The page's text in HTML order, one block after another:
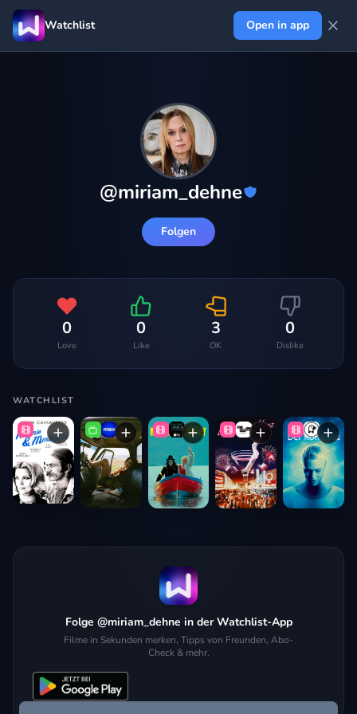
Watchlist Open in app
@miriam_dehne
Folgen
0
Love
0
Like
3
OK
0
Dislike
WATCHLIST
Folge @miriam_dehne in der Watchlist-App
Filme in Sekunden merken, Tipps von Freunden, Abo-
Check & mehr.